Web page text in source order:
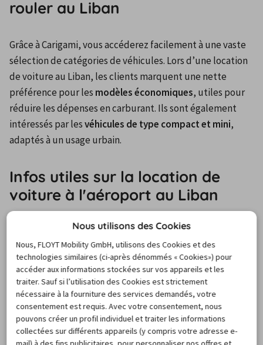
rouler au Liban
Grâce à Carigami, vous accéderez facilement à une vaste
sélection de catégories de véhicules. Lors d’une location
de voiture au Liban, les clients marquent une nette
préférence pour les modèles économiques, utiles pour
réduire les dépenses en carburant. Ils sont également
intéressés par les véhicules de type compact et mini,
adaptés à un usage urbain.
Infos utiles sur la location de
voiture à l'aéroport au Liban
aéroport international de Beyrouth (BEY), le seul
aéroport civil du Liban, est situé à environ 9 kilomètres du
centre de la capitale. Comme la principale porte d'entrée
du pays, il constitue un excellent point de départ pour
commencer votre aventure au volant d’un véhicule de
location au Liban.
Nous utilisons des Cookies
Nous, FLOYT Mobility GmbH, utilisons des Cookies et des
technologies similaires (ci-après dénommés « Cookies») pour
accéder aux informations stockées sur vos appareils et les
traiter. Sauf si l’utilisation des Cookies est strictement
nécessaire à la fourniture des services demandés, votre
consentement est requis. Avec votre consentement, nous
pouvons créer un profil individuel et traiter les informations
collectées sur différents appareils (y compris votre adresse e-